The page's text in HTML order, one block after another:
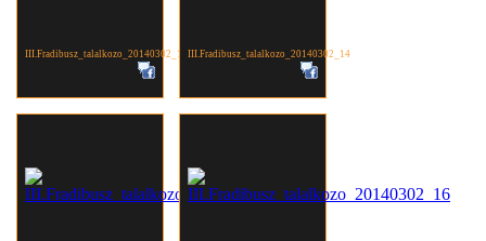
III.Fradibusz_talalkozo_20140302_13 III.Fradibusz_talalkozo_20140302_14